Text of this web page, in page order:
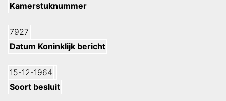
Kamerstuknummer
7927
Datum Koninklijk bericht
15-12-1964
Soort besluit